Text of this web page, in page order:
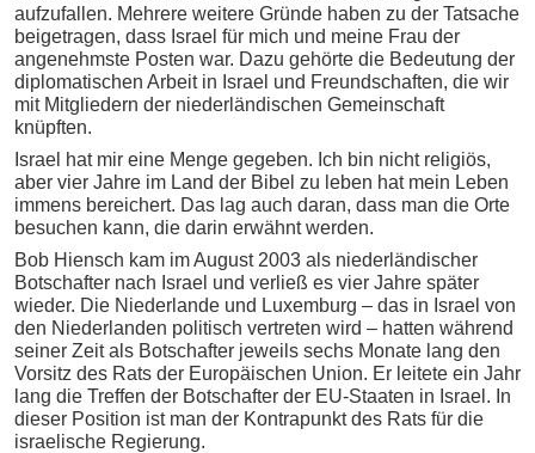
aufzufallen. Mehrere weitere Gründe haben zu der Tatsache
beigetragen, dass Israel für mich und meine Frau der
angenehmste Posten war. Dazu gehörte die Bedeutung der
diplomatischen Arbeit in Israel und Freundschaften, die wir
mit Mitgliedern der niederländischen Gemeinschaft
knüpften.
Israel hat mir eine Menge gegeben. Ich bin nicht religiös,
aber vier Jahre im Land der Bibel zu leben hat mein Leben
immens bereichert. Das lag auch daran, dass man die Orte
besuchen kann, die darin erwähnt werden.
Bob Hiensch kam im August 2003 als niederländischer
Botschafter nach Israel und verließ es vier Jahre später
wieder. Die Niederlande und Luxemburg – das in Israel von
den Niederlanden politisch vertreten wird – hatten während
seiner Zeit als Botschafter jeweils sechs Monate lang den
Vorsitz des Rats der Europäischen Union. Er leitete ein Jahr
lang die Treffen der Botschafter der EU-Staaten in Israel. In
dieser Position ist man der Kontrapunkt des Rats für die
israelische Regierung.